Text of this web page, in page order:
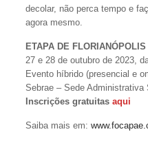
decolar, não perca tempo e
agora mesmo.
ETAPA DE FLORIANÓPOLIS
27 e 28 de outubro de 2023,
Evento híbrido (presencial e
Sebrae – Sede Administrativa
Inscrições gratuitas aqui
Saiba mais em: